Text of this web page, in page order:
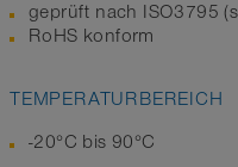
geprüft nach ISO3795
RoHS konform
TEMPERATURBEREICH
-20°C bis 90°C